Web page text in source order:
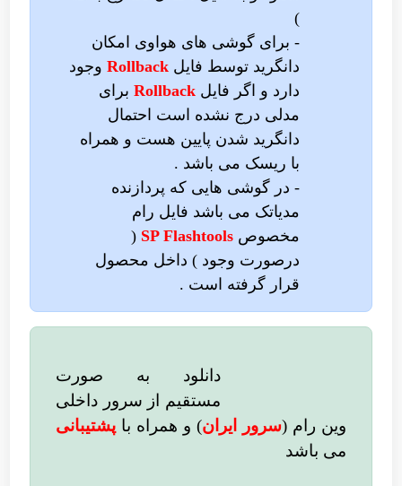
)
- برای گوشی های هواوی امکان
دانگرید توسط فایلRollback وجود
دارد و اگر فایلRollback برای
مدلی درج نشده است احتمال
دانگرید شدن پایین هست و همراه
با ریسک می باشد .
- در گوشی هایی که پردازنده
مدیاتک می باشد فایل رام
مخصوصSP Flashtools
(
درصورت وجود ) داخل محصول
قرار گرفته است .
دانلود به صورت
مستقیم از سرور داخلی
وین رام (سرور ایران) و همراه با پشتیبانی
می باشد